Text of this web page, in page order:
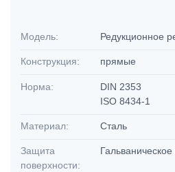
Модель: Редукционное
Конструкция: прямые
Норма:
DIN 2353
ISO 8434-1
Материал: Сталь
Защита
поверхности: